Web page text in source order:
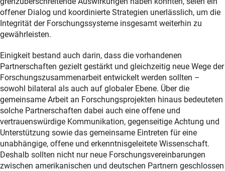
offener Dialog und koordinierte Strategien unerlässlich, um die
Integrität der Forschungssysteme insgesamt weiterhin zu
gewährleisten.
Einigkeit bestand auch darin, dass die vorhandenen
Partnerschaften gezielt gestärkt und gleichzeitig neue Wege der
Forschungszusammenarbeit entwickelt werden sollten –
sowohl bilateral als auch auf globaler Ebene. Über die
gemeinsame Arbeit an Forschungsprojekten hinaus bedeuteten
solche Partnerschaften dabei auch eine offene und
vertrauenswürdige Kommunikation, gegenseitige Achtung und
Unterstützung sowie das gemeinsame Eintreten für eine
unabhängige, offene und erkenntnisgeleitete Wissenschaft.
Deshalb sollten nicht nur neue Forschungsvereinbarungen
zwischen amerikanischen und deutschen Partnern geschlossen